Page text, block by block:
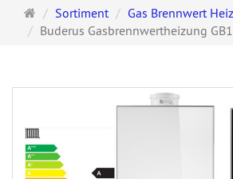
Startseite
Sortiment Gas Brennwert
Buderus Gasbrennwertheizung